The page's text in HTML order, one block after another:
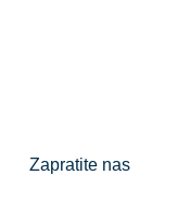
Zapratite nas